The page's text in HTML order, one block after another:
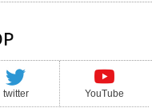
twitter YouTube